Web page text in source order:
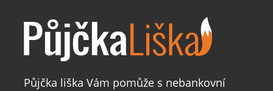
Půjčka liška Vám pomůže s nebankovní